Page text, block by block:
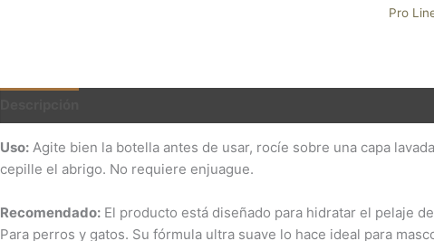
Pro
Uso:Agite bien la botella antes de usar, rocíe sobre una capa
cepille el abrigo. No requiere enjuague.
Recomendado:El producto está diseñado para hidratar el pelaje
Para perros y gatos. Su fórmula ultra suave lo hace ideal para